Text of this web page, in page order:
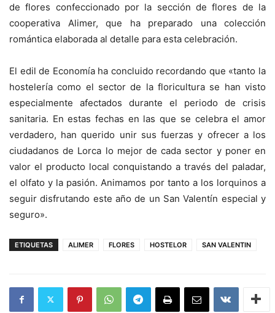
de flores confeccionado por la sección de flores de la
cooperativa Alimer, que ha preparado una colección
romántica elaborada al detalle para esta celebración.
El edil de Economía ha concluido recordando que «tanto la
hostelería como el sector de la floricultura se han visto
especialmente afectados durante el periodo de crisis
sanitaria. En estas fechas en las que se celebra el amor
verdadero, han querido unir sus fuerzas y ofrecer a los
ciudadanos de Lorca lo mejor de cada sector y poner en
valor el producto local conquistando a través del paladar,
el olfato y la pasión. Animamos por tanto a los lorquinos a
seguir disfrutando este año de un San Valentín especial y
seguro».
ETIQUETAS ALIMER FLORES HOSTELOR SAN VALENTIN